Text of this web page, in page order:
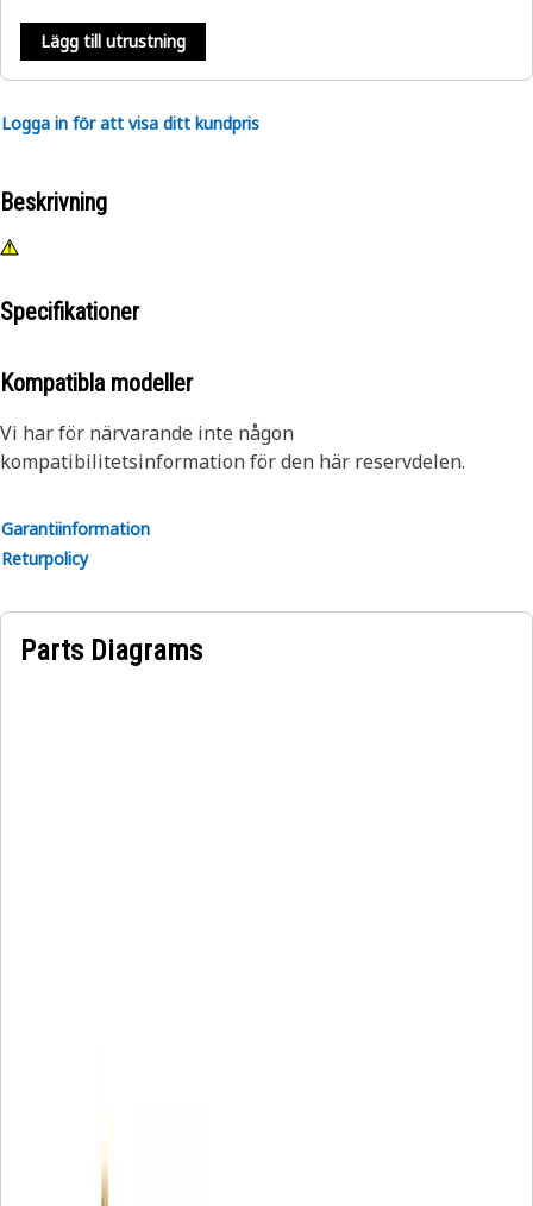
Lägg till utrustning
Logga in för att visa ditt kundpris
Beskrivning
Specifikationer
Kompatibla modeller
Vi har för närvarande inte någon
kompatibilitetsinformation för den här reservdelen.
Garantiinformation
Returpolicy
Parts Diagrams